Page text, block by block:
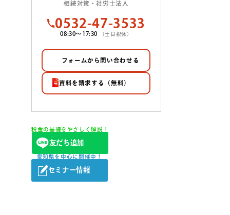
相続対策・社労士法人
0532-47-3533
08:30〜17:30 （土日祝休）
フォームから問い合わせる
資料を請求する（無料）
税金の基礎をやさしく解説！
友だち追加
愛知県を中心に開催中！
セミナー情報